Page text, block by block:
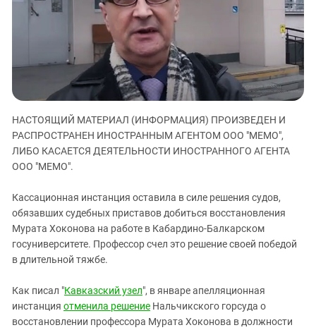
ЗАСТАВЛЯЕТ
КАВКАЗ ЗА ПАЛЕСТИНУ
ИНАКОМЫСЛИЕ В ЧЕЧНЕ
ПРЕСЛЕДОВАНИЕ АКТИВИСТОВ
МОБИЛИЗАЦИЯ И ПРОТЕСТЫ
Дагестан
Кабардино-Балкария
Карачаево-Черкесия
Краснодарский край
Российская Федерация
Северная Осетия - Алания
СКФО
Ставропольский край
Южная Осетия
Южный Кавказ
НАСТОЯЩИЙ МАТЕРИАЛ (ИНФОРМАЦИЯ) ПРОИЗВЕДЕН И
РАСПРОСТРАНЕН ИНОСТРАННЫМ АГЕНТОМ ООО "МЕМО",
ЛИБО КАСАЕТСЯ ДЕЯТЕЛЬНОСТИ ИНОСТРАННОГО АГЕНТА
ООО "МЕМО".
Кассационная инстанция оставила в силе решения судов,
обязавших судебных приставов добиться восстановления
Мурата Хоконова на работе в Кабардино-Балкарском
госуниверситете. Профессор счел это решение своей победой
в длительной тяжбе.
Как писал "Кавказский узел", в январе апелляционная
инстанция отменила решение Нальчикского горсуда о
восстановлении профессора Мурата Хоконова в должности